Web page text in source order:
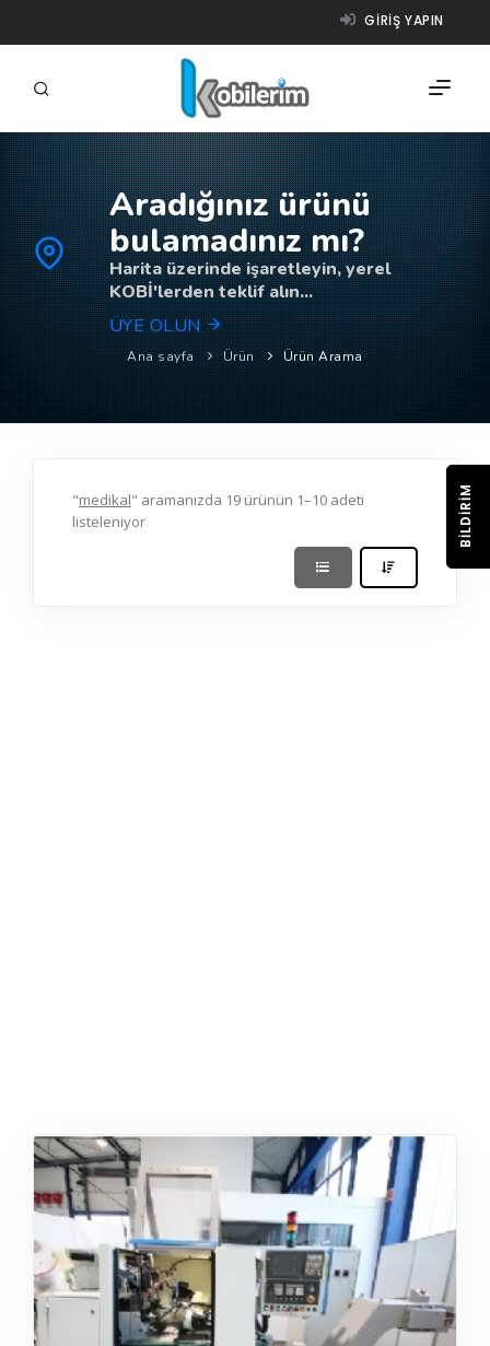
GIRIŞ YAPIN
FIRMALAR
ÜRÜNLER
NASIL ÇALIŞIR?
YARDIM
Aradığınız ürünü
bulamadınız mı?
Harita üzerinde işaretleyin, yerel
KOBİ'lerden teklif alın...
ÜYE OLUN
Ana sayfa Ürün Ürün Arama
"medikal" aramanızda 19 ürünün 1–10 adeti
listeleniyor
BILDIRIM